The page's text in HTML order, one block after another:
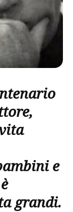
e
grandi.